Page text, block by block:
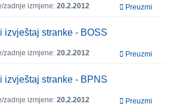
zadnje izmjene: 20.2.2012 Preuzmi
izvještaj stranke - BOSS
zadnje izmjene: 20.2.2012 Preuzmi
izvještaj stranke - BPNS
zadnje izmjene: 20.2.2012 Preuzmi